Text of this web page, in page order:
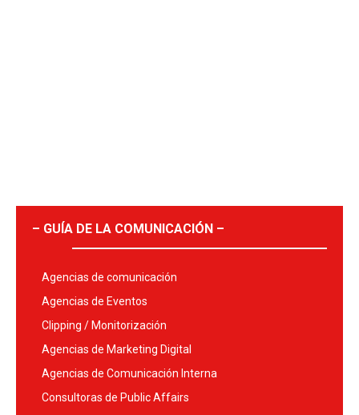
– GUÍA DE LA COMUNICACIÓN –
Agencias de comunicación
Agencias de Eventos
Clipping / Monitorización
Agencias de Marketing Digital
Agencias de Comunicación Interna
Consultoras de Public Affairs